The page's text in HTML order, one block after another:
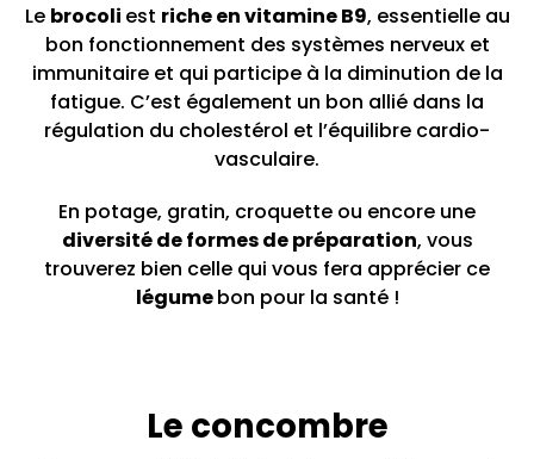
Le brocoli est riche en vitamine B9, essentielle au
bon fonctionnement des systèmes nerveux et
immunitaire et qui participe à la diminution de la
fatigue. C’est également un bon allié dans la
régulation du cholestérol et l’équilibre cardio-
vasculaire.
En potage, gratin, croquette ou encore une
diversité de formes de préparation, vous
trouverez bien celle qui vous fera apprécier ce
légumebon pour la santé !
Le concombre